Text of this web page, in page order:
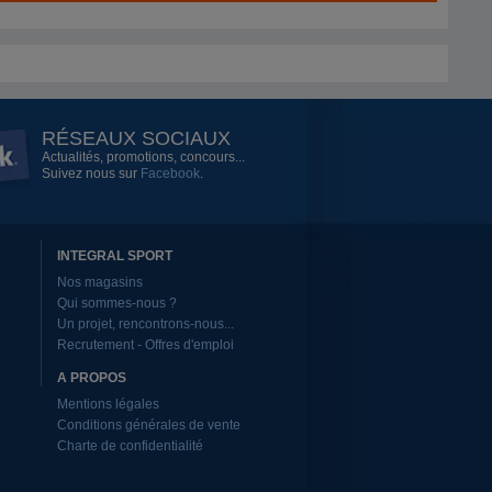
RÉSEAUX SOCIAUX
Actualités, promotions, concours...
Suivez nous sur Facebook.
INTEGRAL SPORT
Nos magasins
Qui sommes-nous ?
Un projet, rencontrons-nous...
Recrutement - Offres d'emploi
A PROPOS
Mentions légales
Conditions générales de vente
Charte de confidentialité